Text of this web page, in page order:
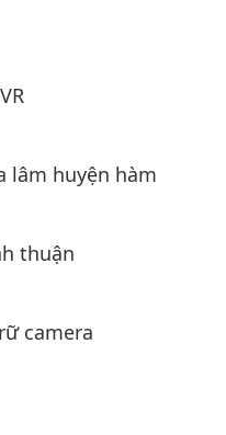
lâm huyện hàm
thuận
camera